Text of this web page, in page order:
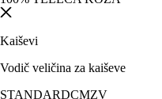
Kaiševi
Vodič veličina za kaiševe
STANDARDCMZV